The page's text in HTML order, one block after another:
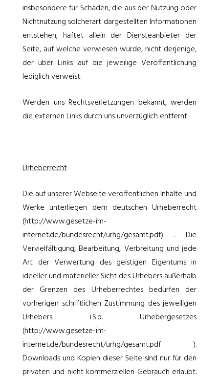
insbesondere für Schäden, die aus der Nutzung oder
Nichtnutzung solcherart dargestellten Informationen
entstehen, haftet allein der Diensteanbieter der
Seite, auf welche verwiesen wurde, nicht derjenige,
der über Links auf die jeweilige Veröffentlichung
lediglich verweist.
Werden uns Rechtsverletzungen bekannt, werden
die externen Links durch uns unverzüglich entfernt.
Urheberrecht
Die auf unserer Webseite veröffentlichen Inhalte und
Werke unterliegen dem deutschen Urheberrecht
(http://www.gesetze-im-
internet.de/bundesrecht/urhg/gesamt.pdf) . Die
Vervielfältigung, Bearbeitung, Verbreitung und jede
Art der Verwertung des geistigen Eigentums in
ideeller und materieller Sicht des Urhebers außerhalb
der Grenzen des Urheberrechtes bedürfen der
vorherigen schriftlichen Zustimmung des jeweiligen
Urhebers i.S.d. Urhebergesetzes
(http://www.gesetze-im-
internet.de/bundesrecht/urhg/gesamt.pdf ).
Downloads und Kopien dieser Seite sind nur für den
privaten und nicht kommerziellen Gebrauch erlaubt.